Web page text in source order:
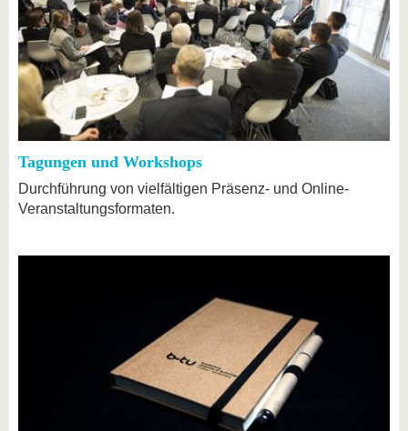
Tagungen und Workshops
Durchführung von vielfältigen Präsenz- und Online-
Veranstaltungsformaten.